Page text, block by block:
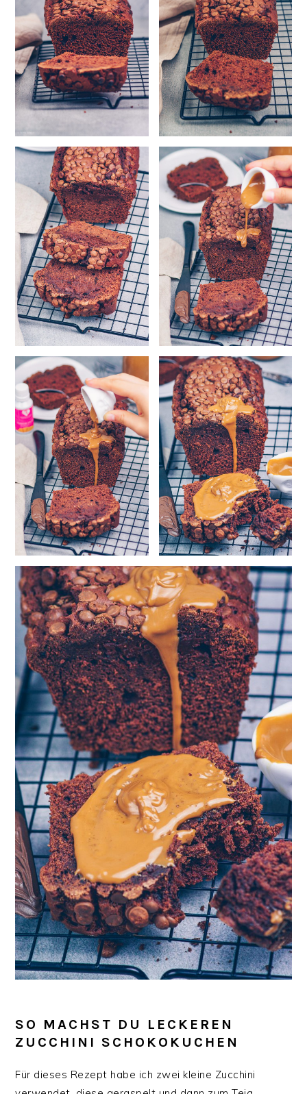
SO MACHST DU LECKEREN
ZUCCHINI SCHOKOKUCHEN
Für dieses Rezept habe ich zwei kleine Zucchini